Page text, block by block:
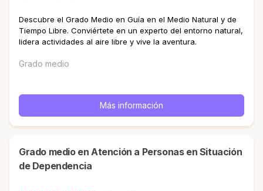
Descubre el Grado Medio en Guía en el Medio Natural y de
Tiempo Libre. Conviértete en un experto del entorno natural,
lidera actividades al aire libre y vive la aventura.
Grado medio
Más información
Grado medio en Atención a Personas en Situación
de Dependencia